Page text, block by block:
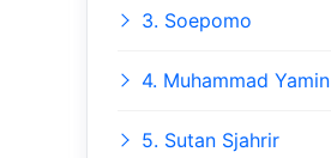
3. Soepomo
4. Muhammad Yamin
5. Sutan Sjahrir